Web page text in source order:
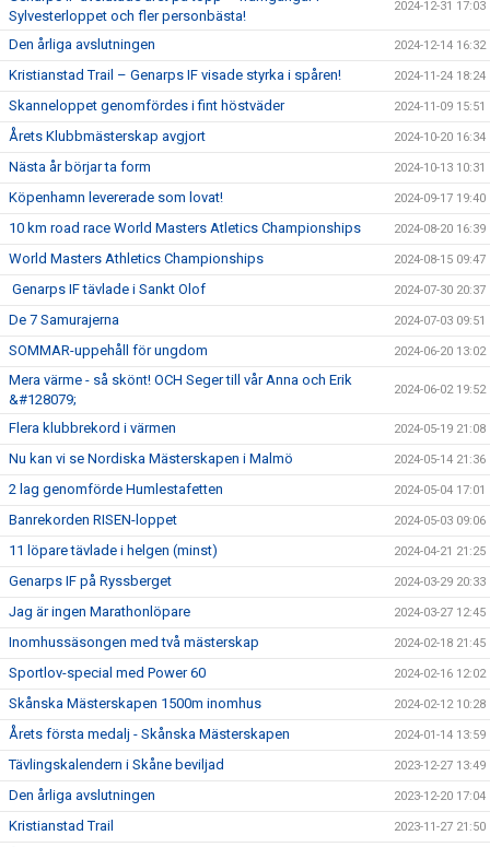
Sylvesterloppet och fler personbästa!
2024-12-31 17:03
Den årliga avslutningen 2024-12-14 16:32
Kristianstad Trail – Genarps IF visade styrka i spåren! 2024-11-24 18:24
Skanneloppet genomfördes i fint höstväder 2024-11-09 15:51
Årets Klubbmästerskap avgjort 2024-10-20 16:34
Nästa år börjar ta form 2024-10-13 10:31
Köpenhamn levererade som lovat! 2024-09-17 19:40
10 km road race World Masters Atletics Championships 2024-08-20 16:39
World Masters Athletics Championships 2024-08-15 09:47
Genarps IF tävlade i Sankt Olof 2024-07-30 20:37
De 7 Samurajerna 2024-07-03 09:51
SOMMAR-uppehåll för ungdom 2024-06-20 13:02
Mera värme - så skönt! OCH Seger till vår Anna och Erik
&#128079;
2024-06-02 19:52
Flera klubbrekord i värmen 2024-05-19 21:08
Nu kan vi se Nordiska Mästerskapen i Malmö 2024-05-14 21:36
2 lag genomförde Humlestafetten 2024-05-04 17:01
Banrekorden RISEN-loppet 2024-05-03 09:06
11 löpare tävlade i helgen (minst) 2024-04-21 21:25
Genarps IF på Ryssberget 2024-03-29 20:33
Jag är ingen Marathonlöpare 2024-03-27 12:45
Inomhussäsongen med två mästerskap 2024-02-18 21:45
Sportlov-special med Power 60 2024-02-16 12:02
Skånska Mästerskapen 1500m inomhus 2024-02-12 10:28
Årets första medalj - Skånska Mästerskapen 2024-01-14 13:59
Tävlingskalendern i Skåne beviljad 2023-12-27 13:49
Den årliga avslutningen 2023-12-20 17:04
Kristianstad Trail 2023-11-27 21:50